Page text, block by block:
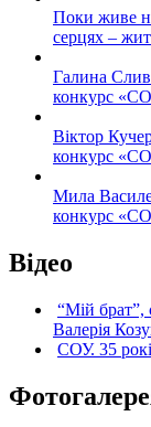
Поки живе
серцях –
Галина
конкурс
Віктор
конкурс
Мила
конкурс
Відео
“Мій брат”,
Валерія
СОУ. 35